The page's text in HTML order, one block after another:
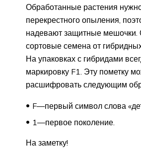
Обработанные растения
перекрестного опыления,
надевают защитные мешочки.
сортовые семена от
На упаковках с гибридами
маркировку F1. Эту пометку
расшифровать следующим
F—первый символ слова
1—первое поколение.
На заметку!